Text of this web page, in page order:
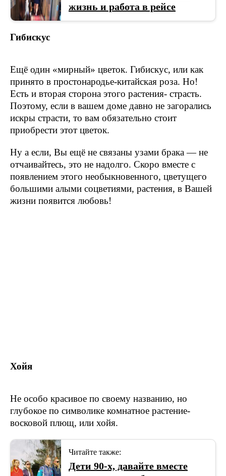
жизнь и работа в рейсе
Гибискус
Ещё один «мирный» цветок. Гибискус, или как
принято в простонародье-китайская роза. Но!
Есть и вторая сторона этого растения- страсть.
Поэтому, если в вашем доме давно не загорались
искры страсти, то вам обязательно стоит
приобрести этот цветок.
Ну а если, Вы ещё не связаны узами брака — не
отчаивайтесь, это не надолго. Скоро вместе с
появлением этого необыкновенного, цветущего
большими алыми соцветиями, растения, в Вашей
жизни появится любовь!
Хойя
Не особо красивое по своему названию, но
глубокое по символике комнатное растение-
восковой плющ, или хойя.
Читайте также:
Дети 90-х, давайте вместе